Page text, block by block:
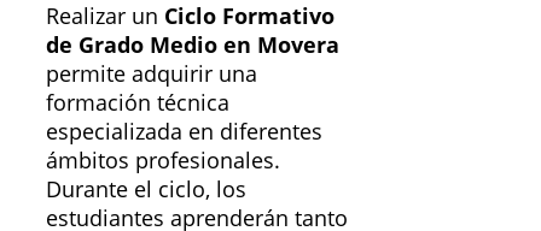
Realizar un Ciclo Formativo
de Grado Medio en Movera
permite adquirir una
formación técnica
especializada en diferentes
ámbitos profesionales.
Durante el ciclo, los
estudiantes aprenderán tanto